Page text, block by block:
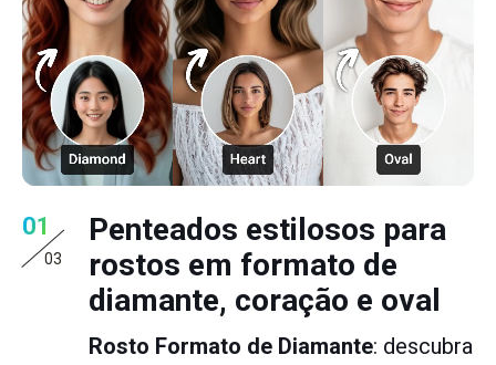
01
03
Penteados estilosos para
rostos em formato de
diamante, coração e oval
Rosto Formato de Diamante: descubra